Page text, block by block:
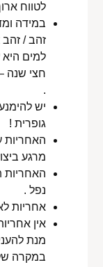
לטווח
במידה
זהב /
למים היא
חצי שנה
.
יש
גופרית !
האחריות
מרגע
האחריות
נפל .
אחריות
אין
מנת
במקרה